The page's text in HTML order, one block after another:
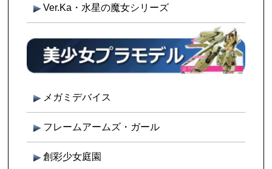
Ver.Ka・水星の魔女シリーズ
メガミデバイス
フレームアームズ・ガール
創彩少女庭園